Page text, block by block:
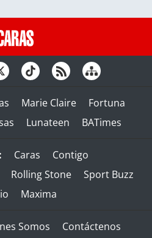
Marie Claire
Fortuna
Lunateen BATimes
Caras
Contigo
Rolling Stone
Sport Buzz
Maxima
Somos Contáctenos